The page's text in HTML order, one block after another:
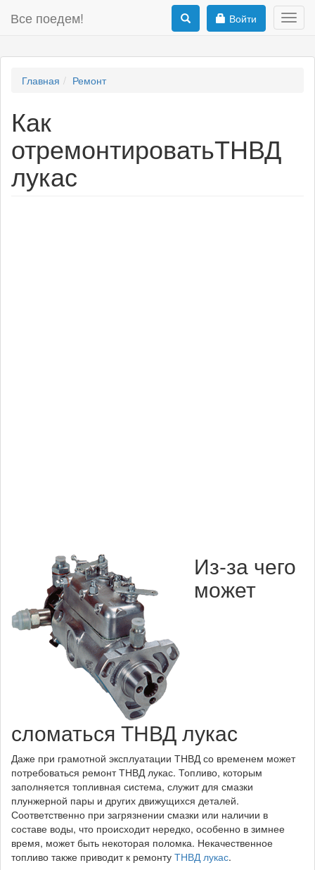
Все поедем! Войти
Главная Ремонт
Как
отремонтироватьТНВД
лукас
Из-за чего
может
сломаться ТНВД лукас
Даже при грамотной эксплуатации ТНВД со временем может
потребоваться ремонт ТНВД лукас. Топливо, которым
заполняется топливная система, служит для смазки
плунжерной пары и других движущихся деталей.
Соответственно при загрязнении смазки или наличии в
составе воды, что происходит нередко, особенно в зимнее
время, может быть некоторая поломка. Некачественное
топливо также приводит к ремонту ТНВД лукас.